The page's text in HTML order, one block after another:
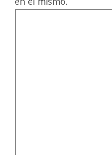
en el mismo.